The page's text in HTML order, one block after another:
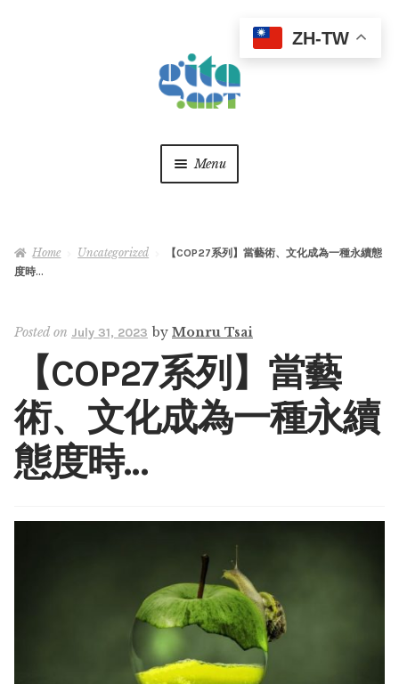
Menu
最新消息
美學觀點
menu
SDGs Art
child
Home Uncategorized
【COP27系列】當藝術、文化成為一種永續態
度時…
Posted on July 31, 2023 by Monru Tsai
【COP27系列】當藝
術、文化成為一種永續
態度時…
ZH-TW